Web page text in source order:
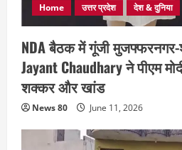
Home उत्तर प्रदेश देश & दुनिया
NDA बैठक में गूंजी मुजफ्फरनगर-
Jayant Chaudhary ने पीएम
शक्कर और खांड
News 80 June 11, 2026